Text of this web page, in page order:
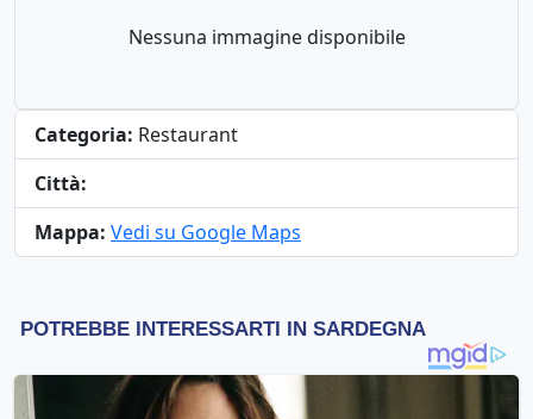
Nessuna immagine disponibile
Categoria: Restaurant
Città:
Mappa: Vedi su Google Maps